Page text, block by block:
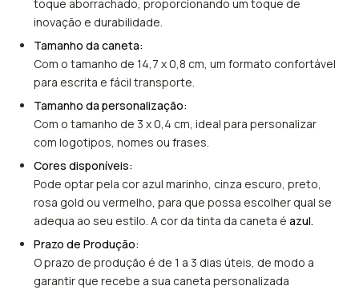
toque aborrachado, proporcionando um toque de
inovação e durabilidade.
Tamanho da caneta:
Com o tamanho de 14,7 x 0,8 cm, um formato confortável
para escrita e fácil transporte.
Tamanho da personalização:
Com o tamanho de 3 x 0,4 cm, ideal para personalizar
com logotipos, nomes ou frases.
Cores disponíveis:
Pode optar pela cor azul marinho, cinza escuro, preto,
rosa gold ou vermelho, para que possa escolher qual se
adequa ao seu estilo. A cor da tinta da caneta éazul.
Prazo de Produção:
O prazo de produção é de 1 a 3 dias úteis, de modo a
garantir que recebe a sua caneta personalizada